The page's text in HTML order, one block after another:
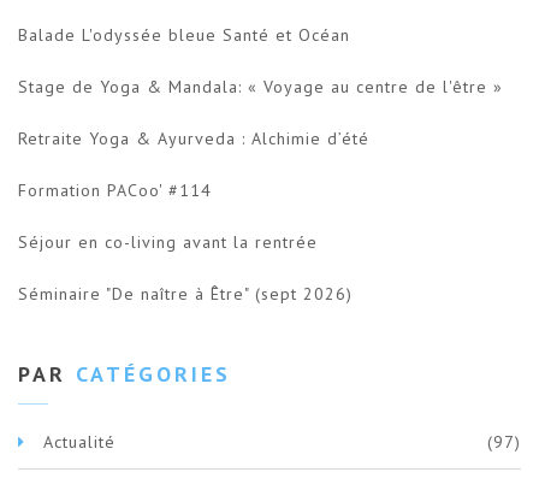
Balade L'odyssée bleue Santé et Océan
Stage de Yoga & Mandala: « Voyage au centre de l'être »
Retraite Yoga & Ayurveda : Alchimie d’été
Formation PACoo' #114
Séjour en co-living avant la rentrée
Séminaire "De naître à Être" (sept 2026)
PAR CATÉGORIES
Actualité (97)